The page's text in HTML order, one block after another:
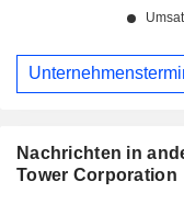
Nachrichten in
Tower Corporation